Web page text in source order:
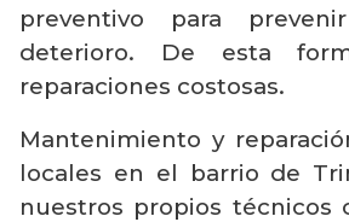
preventivo para
deterioro. De esta
reparaciones costosas.
Mantenimiento y
locales en el barrio de
nuestros propios técnicos